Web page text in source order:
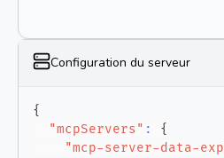
Configuration du serveur
{
"mcpServers" :
{
"mcp-server-data-